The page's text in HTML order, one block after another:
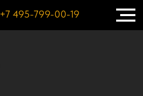
+7 495-799-00-19